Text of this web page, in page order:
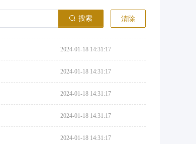
搜索 清除
2024-01-18 14:31:17
2024-01-18 14:31:17
2024-01-18 14:31:17
2024-01-18 14:31:17
2024-01-18 14:31:17